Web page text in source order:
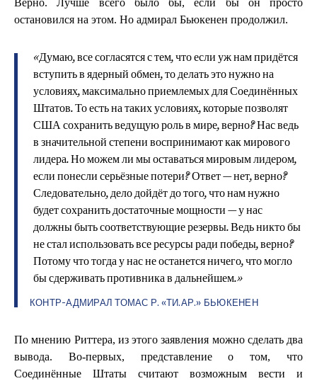
остановился на этом. Но адмирал Бьюкенен продолжил.
«Думаю, все согласятся с тем, что если уж нам придётся
вступить в ядерный обмен, то делать это нужно на
условиях, максимально приемлемых для Соединённых
Штатов. То есть на таких условиях, которые позволят
США сохранить ведущую роль в мире, верно? Нас ведь
в значительной степени воспринимают как мирового
лидера. Но можем ли мы оставаться мировым лидером,
если понесли серьёзные потери? Ответ — нет, верно?
Следовательно, дело дойдёт до того, что нам нужно
будет сохранить достаточные мощности — у нас
должны быть соответствующие резервы. Ведь никто бы
не стал использовать все ресурсы ради победы, верно?
Потому что тогда у нас не останется ничего, что могло
бы сдерживать противника в дальнейшем.»
КОНТР-АДМИРАЛ ТОМАС Р. «ТИ.АР.» БЬЮКЕНЕН
По мнению Риттера, из этого заявления можно сделать два
вывода. Во-первых, представление о том, что
Соединённые Штаты считают возможным вести и